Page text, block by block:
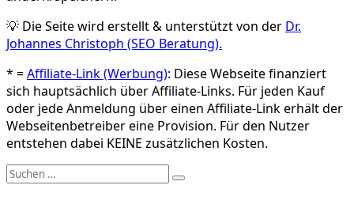
💡 Die Seite wird erstellt & unterstützt von der Dr.
Johannes Christoph (SEO Beratung).
* =Affiliate-Link (Werbung): Diese Webseite finanziert
sich hauptsächlich über Affiliate-Links. Für jeden Kauf
oder jede Anmeldung über einen Affiliate-Link erhält der
Webseitenbetreiber eine Provision. Für den Nutzer
entstehen dabei KEINE zusätzlichen Kosten.
Suchen
Suchen